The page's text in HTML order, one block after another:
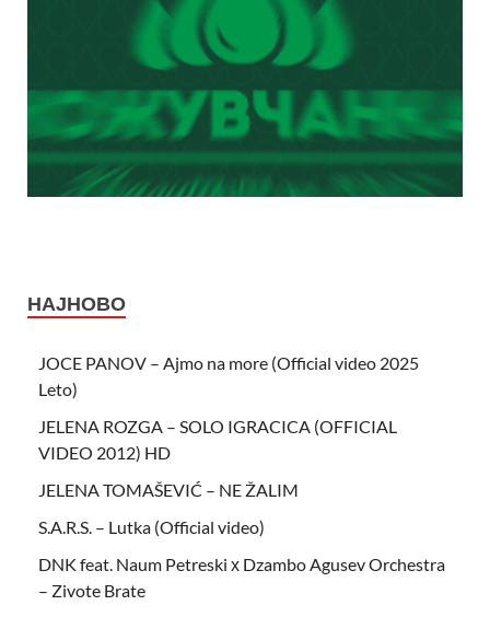
НАЈНОВО
JOCE PANOV – Ajmo na more (Official video 2025
Leto)
JELENA ROZGA – SOLO IGRACICA (OFFICIAL
VIDEO 2012) HD
JELENA TOMAŠEVIĆ – NE ŽALIM
S.A.R.S. – Lutka (Official video)
DNK feat. Naum Petreski х Dzambo Agusev Orchestra
– Zivote Brate